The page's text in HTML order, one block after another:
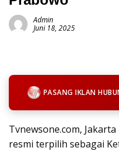
Admin
Juni 18, 2025
PASANG IKLAN
Tvnewsone.com,
resmi terpilih sebagai